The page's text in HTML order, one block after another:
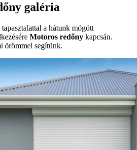
galéria
a hátunk mögött
Motoros redőny kapcsán.
örömmel segítünk.